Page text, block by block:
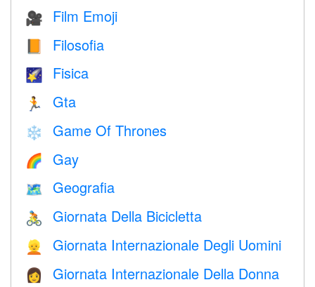
🎥 Film Emoji
📙 Filosofia
🌠 Fisica
🏃 Gta
❄️ Game Of Thrones
🌈 Gay
🗺 Geografia
🚴 Giornata Della Bicicletta
👱 Giornata Internazionale Degli Uomini
👩 Giornata Internazionale Della Donna